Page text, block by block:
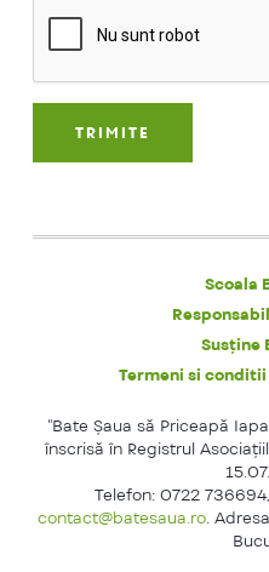
Scoala
Susține
Termeni si
"Bate Şaua să Priceapă
înscrisă în Registrul
Telefon: 0722
contact@batesaua.ro.